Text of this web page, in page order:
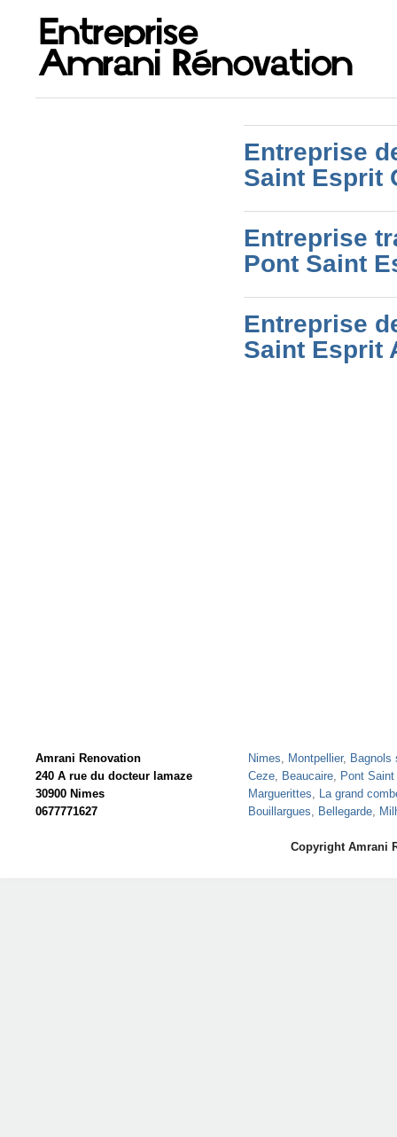
Entreprise
Saint Esprit
Entreprise
Pont Saint
Entreprise
Saint Esprit
Amrani Renovation
240 A rue du docteur lamaze
30900 Nimes
0677771627
Nimes, Montpellier, Bagnols
Ceze, Beaucaire, Pont
Marguerittes, La grand
Bouillargues, Bellegarde,
Copyright Amrani